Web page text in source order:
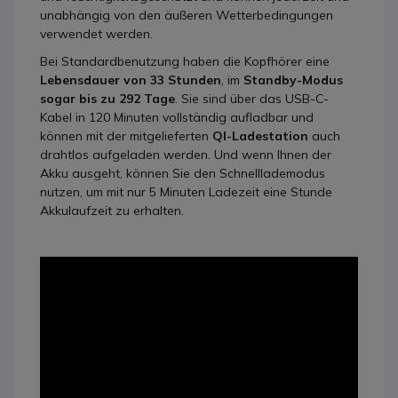
unabhängig von den äußeren Wetterbedingungen
verwendet werden.
Bei Standardbenutzung haben die Kopfhörer eine
Lebensdauer von 33 Stunden , im Standby-Modus
sogar bis zu 292 Tage . Sie sind über das USB-C-
Kabel in 120 Minuten vollständig aufladbar und
können mit der mitgelieferten QI-Ladestation auch
drahtlos aufgeladen werden. Und wenn Ihnen der
Akku ausgeht, können Sie den Schnelllademodus
nutzen, um mit nur 5 Minuten Ladezeit eine Stunde
Akkulaufzeit zu erhalten.